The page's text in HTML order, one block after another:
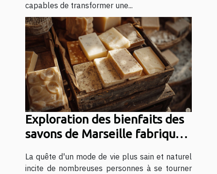
capables de transformer une...
Exploration des bienfaits des
savons de Marseille fabriqués
La quête d'un mode de vie plus sain et naturel
incite de nombreuses personnes à se tourner